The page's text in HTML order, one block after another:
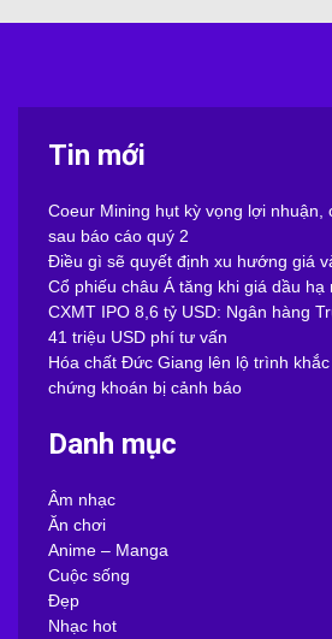
Tin mới
Coeur Mining hụt kỳ vọng lợi nhuận,
sau báo cáo quý 2
Điều gì sẽ quyết định xu hướng giá
Cổ phiếu châu Á tăng khi giá dầu hạ
CXMT IPO 8,6 tỷ USD: Ngân hàng
41 triệu USD phí tư vấn
Hóa chất Đức Giang lên lộ trình
chứng khoán bị cảnh báo
Danh mục
Âm nhạc
Ăn chơi
Anime – Manga
Cuộc sống
Đẹp
Nhạc hot